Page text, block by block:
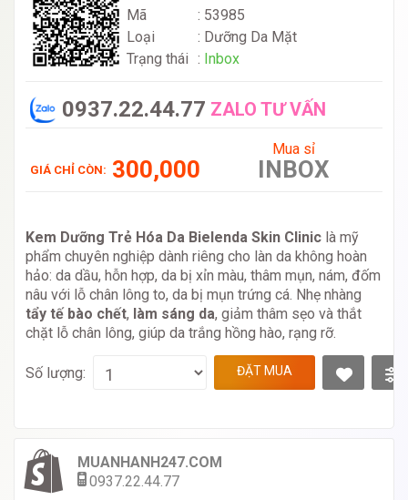
Mã
: 53985
Loại
: Dưỡng Da Mặt
Trạng thái : Inbox
0937.22.44.77 ZALO TƯ VẤN
GIÁ CHỈ CÒN: 300,000
Mua sỉ
INBOX
Kem Dưỡng Trẻ Hóa Da Bielenda Skin Clinic là mỹ
phẩm chuyên nghiệp dành riêng cho làn da không hoàn
hảo: da dầu, hỗn hợp, da bị xỉn màu, thâm mụn, nám, đốm
nâu với lỗ chân lông to, da bị mụn trứng cá. Nhẹ nhàng
tẩy tế bào chết, làm sáng da, giảm thâm sẹo và thắt
chặt lỗ chân lông, giúp da trắng hồng hào, rạng rỡ.
Số lượng: ĐẶT MUA
MUANHANH247.COM
0937.22.44.77